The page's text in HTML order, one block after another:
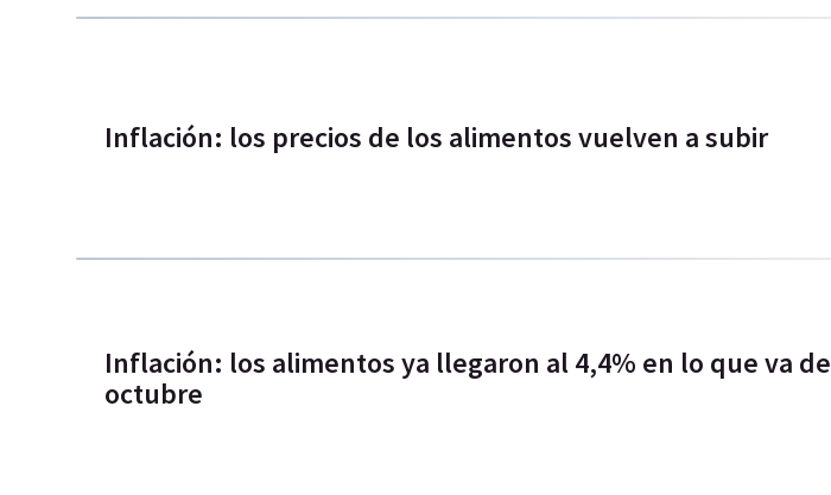
Inflación: los precios de los alimentos vuelven a subir
Inflación: los alimentos ya llegaron al 4,4% en lo que va de
octubre